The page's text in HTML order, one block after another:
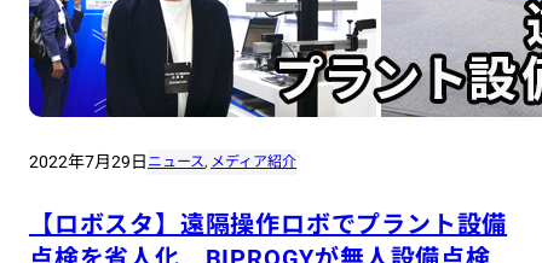
2022年7月29日 ニュース, メディア紹介
【ロボスタ】遠隔操作ロボでプラント設備